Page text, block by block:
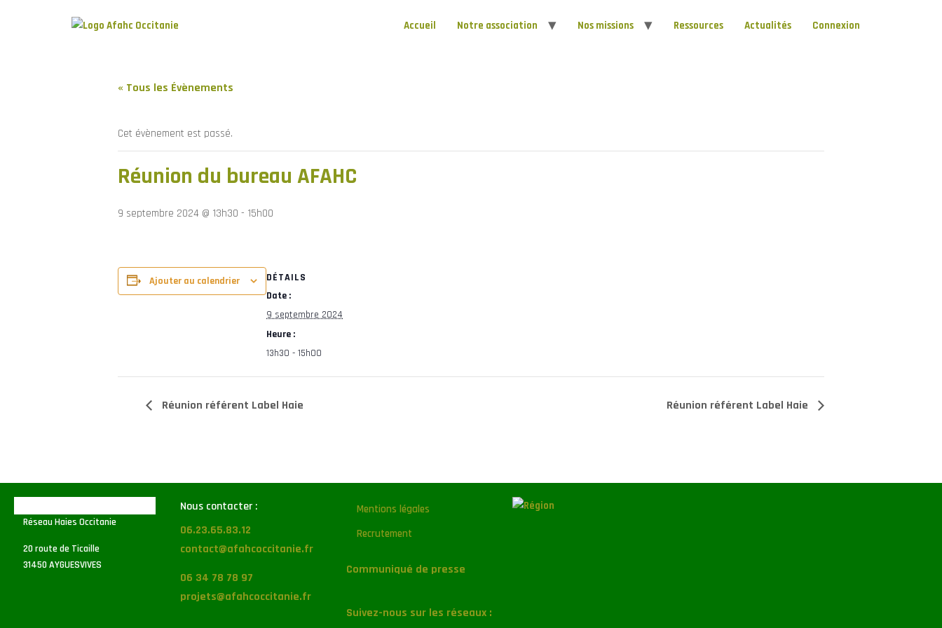
Accueil Notre association Nos missions Ressources Actualités Connexion
« Tous les Évènements
Cet évènement est passé.
Réunion du bureau AFAHC
9 septembre 2024 @ 13h30 - 15h00
Ajouter au calendrier
DÉTAILS
Date :
9 septembre 2024
Heure :
13h30 - 15h00
Réunion référent Label Haie Réunion référent Label Haie
Réseau Haies Occitanie
20 route de Ticaille
31450 AYGUESVIVES
Nous contacter :
06.23.65.83.12
contact@afahcoccitanie.fr
06 34 78 78 97
projets@afahcoccitanie.fr
Mentions légales
Recrutement
Communiqué de presse
Suivez-nous sur les réseaux :